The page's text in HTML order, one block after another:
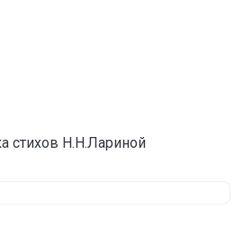
стихов Н.Н.Лариной